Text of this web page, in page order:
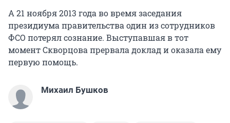
А 21 ноября 2013 года во время заседания
президиума правительства один из сотрудников
ФСО потерял сознание. Выступавшая в тот
момент Скворцова прервала доклад и оказала ему
первую помощь.
Михаил Бушков